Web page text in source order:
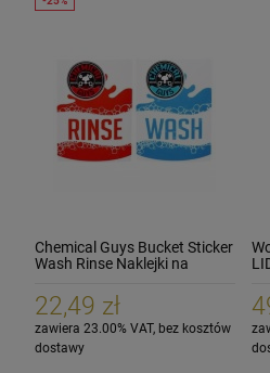
Chemical Guys Bucket Sticker
Wash Rinse Naklejki na
22,49 zł
zawiera 23.00% VAT, bez kosztów
dostawy